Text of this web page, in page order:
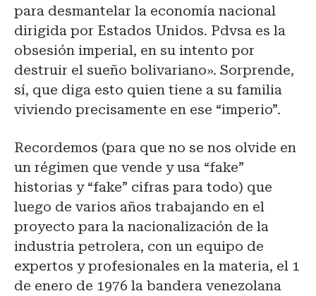
para desmantelar la economía nacional
dirigida por Estados Unidos. Pdvsa es la
obsesión imperial, en su intento por
destruir el sueño bolivariano». Sorprende,
sí, que diga esto quien tiene a su familia
viviendo precisamente en ese “imperio”.
Recordemos (para que no se nos olvide en
un régimen que vende y usa “fake”
historias y “fake” cifras para todo) que
luego de varios años trabajando en el
proyecto para la nacionalización de la
industria petrolera, con un equipo de
expertos y profesionales en la materia, el 1
de enero de 1976 la bandera venezolana